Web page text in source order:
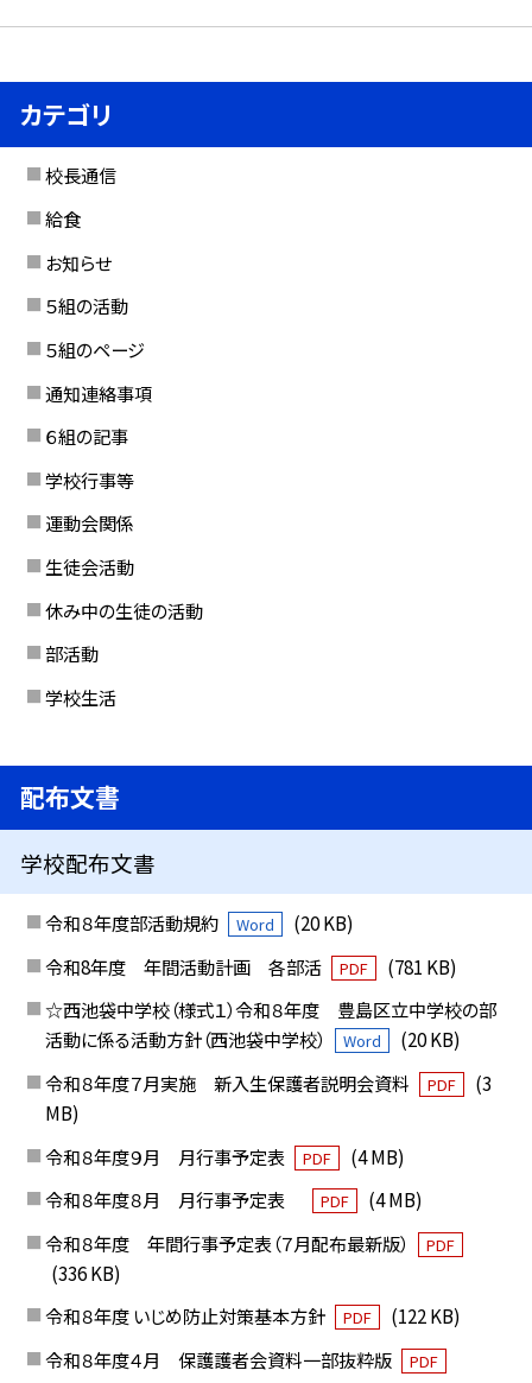
カテゴリ
校長通信
給食
お知らせ
５組の活動
５組のページ
通知連絡事項
６組の記事
学校行事等
運動会関係
生徒会活動
休み中の生徒の活動
部活動
学校生活
配布文書
学校配布文書
令和８年度部活動規約 Word
(20 KB)
令和8年度 年間活動計画 各部活
PDF
(781 KB)
☆西池袋中学校（様式１）令和８年度 豊島区立中学校の部
活動に係る活動方針（西池袋中学校）
Word
(20 KB)
令和８年度７月実施 新入生保護者説明会資料
PDF
(3
MB)
令和８年度９月 月行事予定表
PDF
(4 MB)
令和８年度８月 月行事予定表
PDF
(4 MB)
令和８年度 年間行事予定表（７月配布最新版）
PDF
(336 KB)
令和８年度 いじめ防止対策基本方針
PDF
(122 KB)
令和８年度４月 保護護者会資料一部抜粋版
PDF